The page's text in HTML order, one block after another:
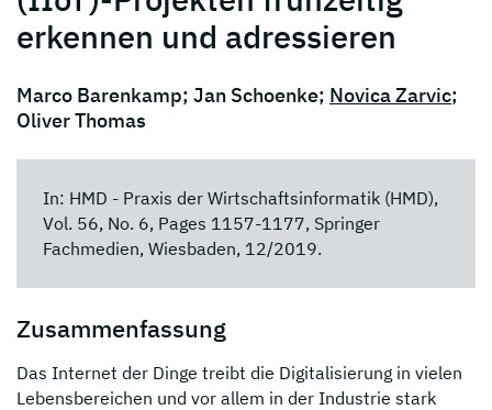
erkennen und adressieren
Marco Barenkamp; Jan Schoenke; Novica Zarvic;
Oliver Thomas
In: HMD - Praxis der Wirtschaftsinformatik (HMD),
Vol. 56, No. 6, Pages 1157-1177, Springer
Fachmedien, Wiesbaden, 12/2019.
Zusammenfassung
Das Internet der Dinge treibt die Digitalisierung in vielen
Lebensbereichen und vor allem in der Industrie stark